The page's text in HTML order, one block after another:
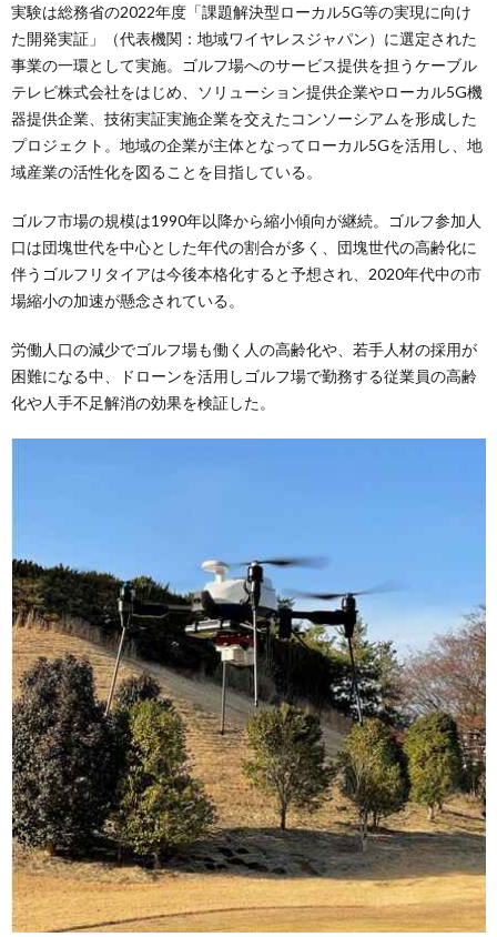
実験は総務省の2022年度「課題解決型ローカル5G等の実現に向け
た開発実証」（代表機関：地域ワイヤレスジャパン）に選定された
事業の一環として実施。ゴルフ場へのサービス提供を担うケーブル
テレビ株式会社をはじめ、ソリューション提供企業やローカル5G機
器提供企業、技術実証実施企業を交えたコンソーシアムを形成した
プロジェクト。地域の企業が主体となってローカル5Gを活用し、地
域産業の活性化を図ることを目指している。
ゴルフ市場の規模は1990年以降から縮小傾向が継続。ゴルフ参加人
口は団塊世代を中心とした年代の割合が多く、団塊世代の高齢化に
伴うゴルフリタイアは今後本格化すると予想され、2020年代中の市
場縮小の加速が懸念されている。
労働人口の減少でゴルフ場も働く人の高齢化や、若手人材の採用が
困難になる中、ドローンを活用しゴルフ場で勤務する従業員の高齢
化や人手不足解消の効果を検証した。